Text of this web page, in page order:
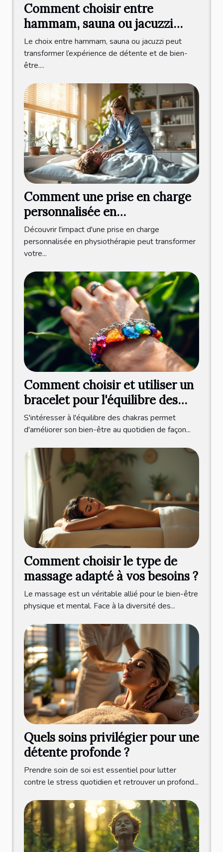
Comment choisir entre
hammam, sauna ou jacuzzi
pour votre bien-être ?
Le choix entre hammam, sauna ou jacuzzi peut
transformer l’expérience de détente et de bien-
être....
Comment une prise en charge
personnalisée en
physiothérapie améliore votre
bien-être ?
Découvrir l'impact d'une prise en charge
personnalisée en physiothérapie peut transformer
votre...
Comment choisir et utiliser un
bracelet pour l'équilibre des
chakras ?
S'intéresser à l'équilibre des chakras permet
d'améliorer son bien-être au quotidien de façon...
Comment choisir le type de
massage adapté à vos besoins ?
Le massage est un véritable allié pour le bien-être
physique et mental. Face à la diversité des...
Quels soins privilégier pour une
détente profonde ?
Prendre soin de soi est essentiel pour lutter
contre le stress quotidien et retrouver un profond...